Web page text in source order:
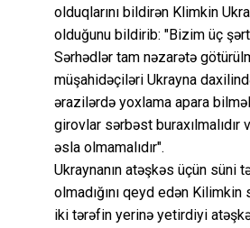
olduqlarını bildirən Klimkin
olduğunu bildirib: "Bizim üç
Sərhədlər tam nəzarətə
müşahidəçiləri Ukrayna
ərazilərdə yoxlama apara
girovlar sərbəst buraxılmalıdır
əsla olmamalıdır".
Ukraynanın atəşkəs üçün süni
olmadığını qeyd edən
iki tərəfin yerinə yetirdiyi